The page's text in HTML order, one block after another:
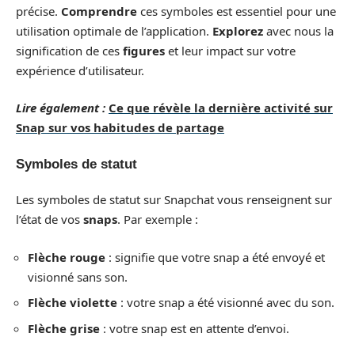
précise. Comprendre ces symboles est essentiel pour une
utilisation optimale de l’application. Explorez avec nous la
signification de ces figures et leur impact sur votre
expérience d’utilisateur.
Lire également : Ce que révèle la dernière activité sur
Snap sur vos habitudes de partage
Symboles de statut
Les symboles de statut sur Snapchat vous renseignent sur
l’état de vos snaps. Par exemple :
Flèche rouge : signifie que votre snap a été envoyé et
visionné sans son.
Flèche violette : votre snap a été visionné avec du son.
Flèche grise : votre snap est en attente d’envoi.